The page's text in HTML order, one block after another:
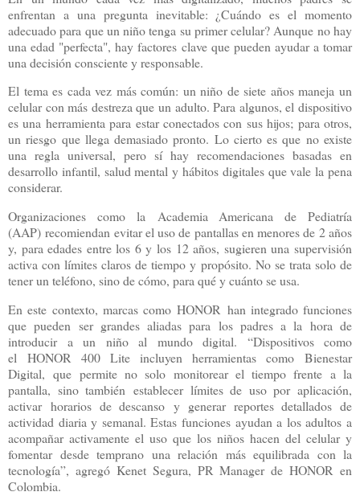
enfrentan a una pregunta inevitable: ¿Cuándo es el momento
adecuado para que un niño tenga su primer celular? Aunque no hay
una edad "perfecta", hay factores clave que pueden ayudar a tomar
una decisión consciente y responsable.
El tema es cada vez más común: un niño de siete años maneja un
celular con más destreza que un adulto. Para algunos, el dispositivo
es una herramienta para estar conectados con sus hijos; para otros,
un riesgo que llega demasiado pronto. Lo cierto es que no existe
una regla universal, pero sí hay recomendaciones basadas en
desarrollo infantil, salud mental y hábitos digitales que vale la pena
considerar.
Organizaciones como la Academia Americana de Pediatría
(AAP) recomiendan evitar el uso de pantallas en menores de 2 años
y, para edades entre los 6 y los 12 años, sugieren una supervisión
activa con límites claros de tiempo y propósito. No se trata solo de
tener un teléfono, sino de cómo, para qué y cuánto se usa.
En este contexto, marcas como HONOR han integrado funciones
que pueden ser grandes aliadas para los padres a la hora de
introducir a un niño al mundo digital. “Dispositivos como
el HONOR 400 Lite incluyen herramientas como Bienestar
Digital, que permite no solo monitorear el tiempo frente a la
pantalla, sino también establecer límites de uso por aplicación,
activar horarios de descanso y generar reportes detallados de
actividad diaria y semanal. Estas funciones ayudan a los adultos a
acompañar activamente el uso que los niños hacen del celular y
fomentar desde temprano una relación más equilibrada con la
tecnología”, agregó Kenet Segura, PR Manager de HONOR en
Colombia.